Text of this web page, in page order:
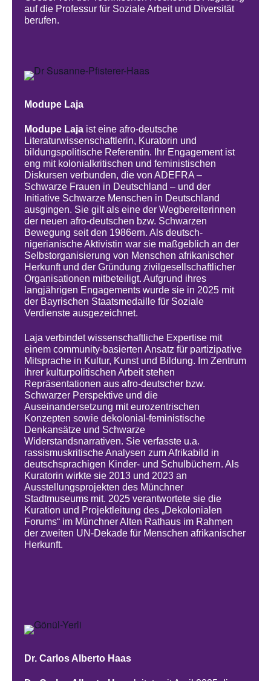
auf die Professur für Soziale Arbeit und Diversität
berufen.
Modupe Laja
Modupe Laja ist eine afro-deutsche
Literaturwissenschaftlerin, Kuratorin und
bildungspolitische Referentin. Ihr Engagement ist
eng mit kolonialkritischen und feministischen
Diskursen verbunden, die von ADEFRA –
Schwarze Frauen in Deutschland – und der
Initiative Schwarze Menschen in Deutschland
ausgingen. Sie gilt als eine der Wegbereiterinnen
der neuen afro-deutschen bzw. Schwarzen
Bewegung seit den 1986ern. Als deutsch-
nigerianische Aktivistin war sie maßgeblich an der
Selbstorganisierung von Menschen afrikanischer
Herkunft und der Gründung zivilgesellschaftlicher
Organisationen mitbeteiligt. Aufgrund ihres
langjährigen Engagements wurde sie in 2025 mit
der Bayrischen Staatsmedaille für Soziale
Verdienste ausgezeichnet.
Laja verbindet wissenschaftliche Expertise mit
einem community-basierten Ansatz für partizipative
Mitsprache in Kultur, Kunst und Bildung. Im Zentrum
ihrer kulturpolitischen Arbeit stehen
Repräsentationen aus afro-deutscher bzw.
Schwarzer Perspektive und die
Auseinandersetzung mit eurozentrischen
Konzepten sowie dekolonial-feministische
Denkansätze und Schwarze
Widerstandsnarrativen. Sie verfasste u.a.
rassismuskritische Analysen zum Afrikabild in
deutschsprachigen Kinder- und Schulbüchern. Als
Kuratorin wirkte sie 2013 und 2023 an
Ausstellungsprojekten des Münchner
Stadtmuseums mit. 2025 verantwortete sie die
Kuration und Projektleitung des „Dekolonialen
Forums“ im Münchner Alten Rathaus im Rahmen
der zweiten UN-Dekade für Menschen afrikanischer
Herkunft.
Dr. Carlos Alberto Haas